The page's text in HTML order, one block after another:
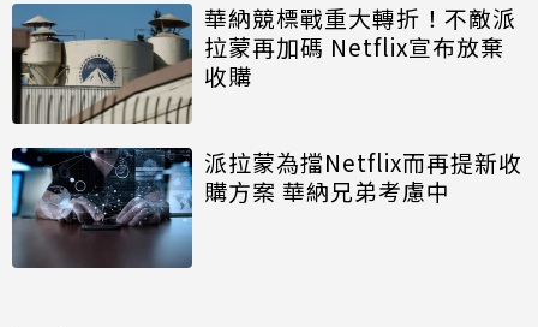
華納競標戰重大轉折！不敵派
拉蒙再加碼 Netflix宣布放棄
收購
派拉蒙為擋Netflix而再提新收
購方案 華納兄弟考慮中